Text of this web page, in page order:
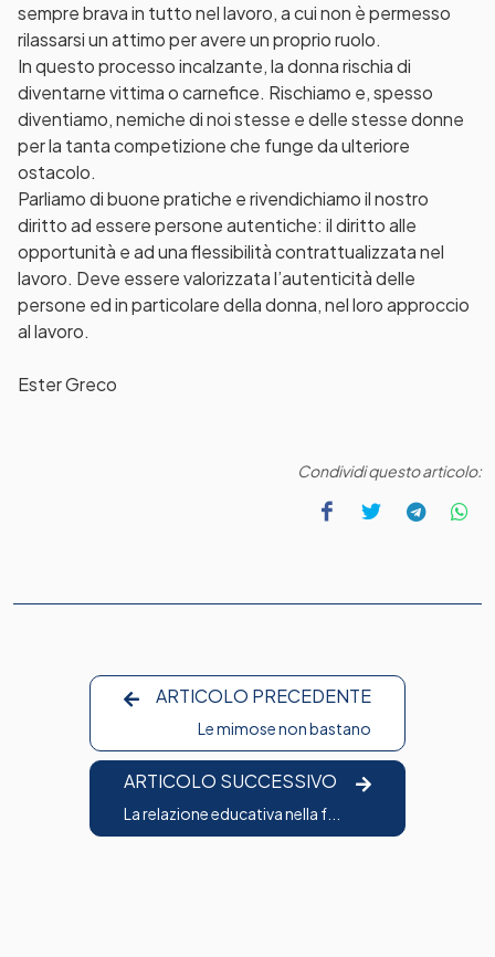
sempre brava in tutto nel lavoro, a cui non è permesso
rilassarsi un attimo per avere un proprio ruolo.
In questo processo incalzante, la donna rischia di
diventarne vittima o carnefice. Rischiamo e, spesso
diventiamo, nemiche di noi stesse e delle stesse donne
per la tanta competizione che funge da ulteriore
ostacolo.
Parliamo di buone pratiche e rivendichiamo il nostro
diritto ad essere persone autentiche: il diritto alle
opportunità e ad una flessibilità contrattualizzata nel
lavoro. Deve essere valorizzata l’autenticità delle
persone ed in particolare della donna, nel loro approccio
al lavoro.
Ester Greco
Condividi questo articolo:
ARTICOLO PRECEDENTE
Le mimose non bastano
ARTICOLO SUCCESSIVO
La relazione educativa nella f...